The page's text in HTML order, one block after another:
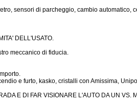
sensori di parcheggio, cambio automatico,
DELL'USATO.
meccanico di fiducia.
e furto, kasko, cristalli con Amissima,
E DI FAR VISIONARE L'AUTO DA UN VS.